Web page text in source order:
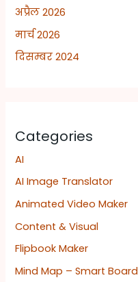
अप्रैल 2026
मार्च 2026
दिसम्बर 2024
Categories
AI
AI Image Translator
Animated Video Maker
Content & Visual
Flipbook Maker
Mind Map – Smart Board